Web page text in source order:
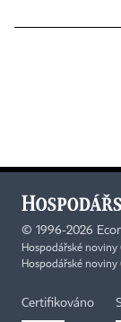
© 1996-2026
Hospodářské
Hospodářské
Certifikováno